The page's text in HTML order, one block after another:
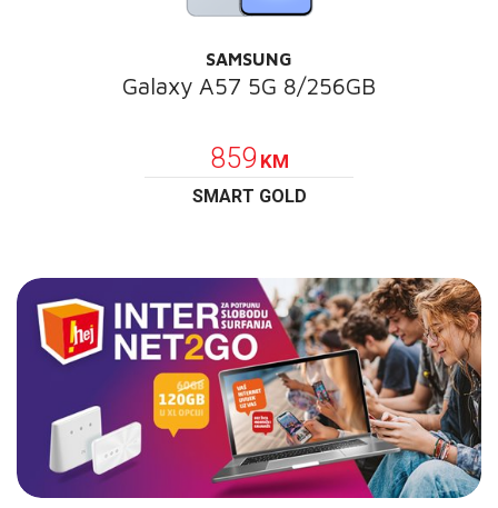
SAMSUNG
Galaxy A57 5G 8/256GB
859 KM
SMART GOLD